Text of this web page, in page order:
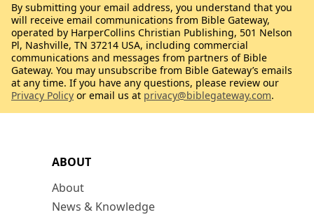
ABOUT
About
News & Knowledge
By submitting your email address, you understand that you
will receive email communications from Bible Gateway,
operated by HarperCollins Christian Publishing, 501 Nelson
Pl, Nashville, TN 37214 USA, including commercial
communications and messages from partners of Bible
Gateway. You may unsubscribe from Bible Gateway’s emails
at any time. If you have any questions, please review our
Privacy Policy or email us at privacy@biblegateway.com.